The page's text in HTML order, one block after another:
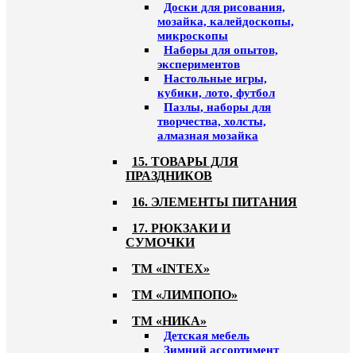
Доски для рисования,
мозайка, калейдоскопы,
микроскопы
Наборы для опытов,
экспериментов
Настольные игры,
кубики, лото, футбол
Пазлы, наборы для
творчества, холсты,
алмазная мозайка
15. ТОВАРЫ ДЛЯ
ПРАЗДНИКОВ
16. ЭЛЕМЕНТЫ ПИТАНИЯ
17. РЮКЗАКИ И
СУМОЧКИ
ТМ «INTEX»
ТМ «ЛИМПОПО»
ТМ «НИКА»
Детская мебель
Зимний ассортимент